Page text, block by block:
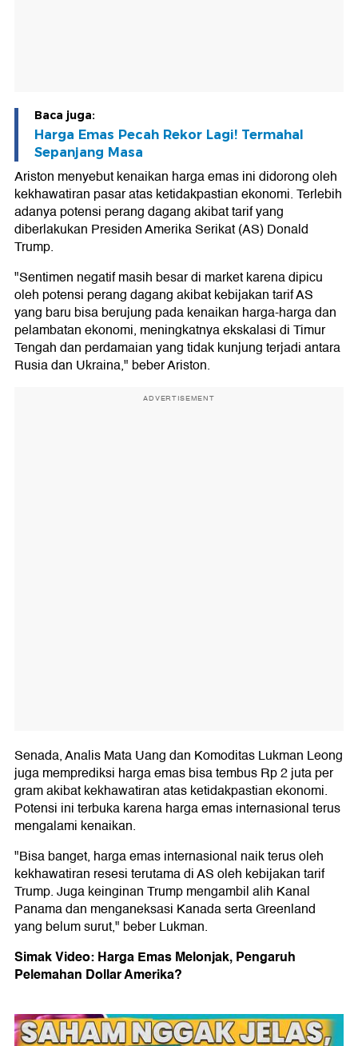
Baca juga:
Harga Emas Pecah Rekor Lagi! Termahal
Sepanjang Masa
Ariston menyebut kenaikan harga emas ini didorong oleh
kekhawatiran pasar atas ketidakpastian ekonomi. Terlebih
adanya potensi perang dagang akibat tarif yang
diberlakukan Presiden Amerika Serikat (AS) Donald
Trump.
"Sentimen negatif masih besar di market karena dipicu
oleh potensi perang dagang akibat kebijakan tarif AS
yang baru bisa berujung pada kenaikan harga-harga dan
pelambatan ekonomi, meningkatnya ekskalasi di Timur
Tengah dan perdamaian yang tidak kunjung terjadi antara
Rusia dan Ukraina," beber Ariston.
ADVERTISEMENT
Senada, Analis Mata Uang dan Komoditas Lukman Leong
juga memprediksi harga emas bisa tembus Rp 2 juta per
gram akibat kekhawatiran atas ketidakpastian ekonomi.
Potensi ini terbuka karena harga emas internasional terus
mengalami kenaikan.
"Bisa banget, harga emas internasional naik terus oleh
kekhawatiran resesi terutama di AS oleh kebijakan tarif
Trump. Juga keinginan Trump mengambil alih Kanal
Panama dan menganeksasi Kanada serta Greenland
yang belum surut," beber Lukman.
Simak Video: Harga Emas Melonjak, Pengaruh
Pelemahan Dollar Amerika?